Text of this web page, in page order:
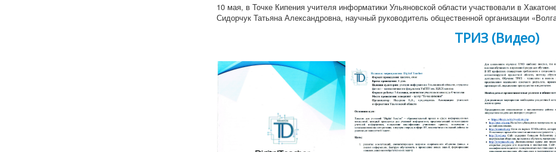
10 мая, в Точке Кипения учителя информатики Ульяновской области участвовали в
Сидорчук Татьяна Александровна, научный руководитель общественной организации
ТРИЗ (Видео)